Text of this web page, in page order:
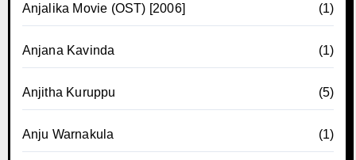
Anjalika Movie (OST) [2006] (1)
Anjana Kavinda (1)
Anjitha Kuruppu (5)
Anju Warnakula (1)